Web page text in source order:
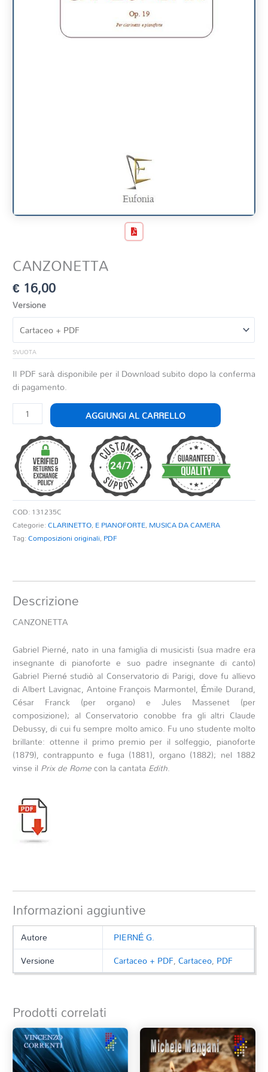
CANZONETTA
€ 16,00
Versione
SVUOTA
Il PDF sarà disponibile per il Download subito dopo la conferma
di pagamento.
CANZONETTA
quantità
AGGIUNGI AL CARRELLO
COD: 131235C
Categorie:CLARINETTO, E PIANOFORTE, MUSICA DA CAMERA
Tag:Composizioni originali, PDF
Descrizione
CANZONETTA
Gabriel Pierné, nato in una famiglia di musicisti (sua madre era
insegnante di pianoforte e suo padre insegnante di canto)
Gabriel Pierné studiò al Conservatorio di Parigi, dove fu allievo
di Albert Lavignac, Antoine François Marmontel, Émile Durand,
César Franck (per organo) e Jules Massenet (per
composizione); al Conservatorio conobbe fra gli altri Claude
Debussy, di cui fu sempre molto amico. Fu uno studente molto
brillante: ottenne il primo premio per il solfeggio, pianoforte
(1879), contrappunto e fuga (1881), organo (1882); nel 1882
vinse il Prix de Romecon la cantata Edith.
Informazioni aggiuntive
Autore
PIERNÉ G.
Versione
Cartaceo + PDF,Cartaceo, PDF
Prodotti correlati